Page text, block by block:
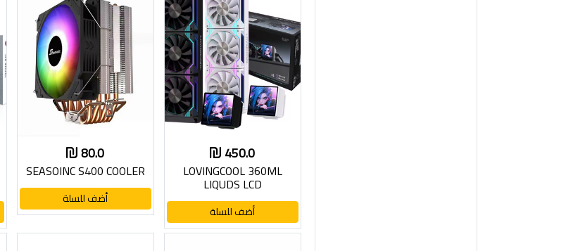
450.0
LOVINGCOOL 360ML
LIQUDS LCD
أضف للسلة
80.0
SEASOINC S400 COOLER
أضف للسلة